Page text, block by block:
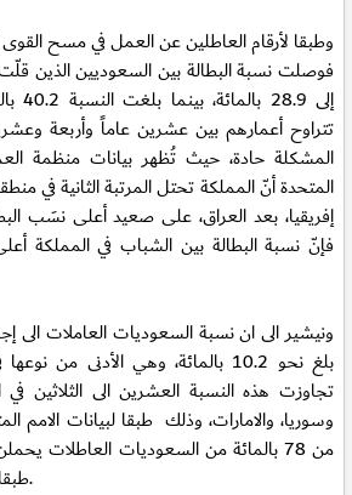
وطبقا لأرقام العاطلين عن العمل في مسح القوى
فوصلت نسبة البطالة بين السعوديين الذين
تتراوح أعمارهم بين عشرين عاماً وأربعة
المشكلة حادة، حيث تُظهر بيانات منظمة
المتحدة أنّ المملكة تحتل المرتبة الثانية في
إفريقيا، بعد العراق، على صعيد أعلى نسَب
فإنّ نسبة البطالة بين الشباب في المملكة
ونيشير الى ان نسبة السعوديات العاملات الى
بلغ نحو 10.2 بالمائة، وهي الأدنى
تجاوزت هذه النسبة العشرين الى الثلاثين في
وسوريا، والامارات، وذلك طبقا لبيانات الامم
من 78 بالمائة من السعوديات العاطلات
طبقا لإحصاءات القوى العاملة.